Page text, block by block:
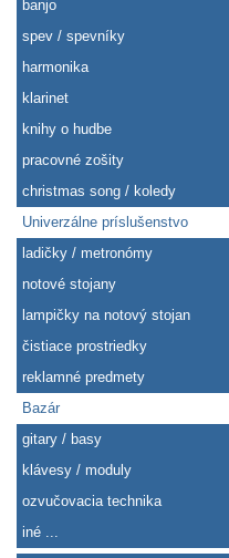
banjo
spev / spevníky
harmonika
klarinet
knihy o hudbe
pracovné zošity
christmas song / koledy
Univerzálne príslušenstvo
ladičky / metronómy
notové stojany
lampičky na notový stojan
čistiace prostriedky
reklamné predmety
Bazár
gitary / basy
klávesy / moduly
ozvučovacia technika
iné ...